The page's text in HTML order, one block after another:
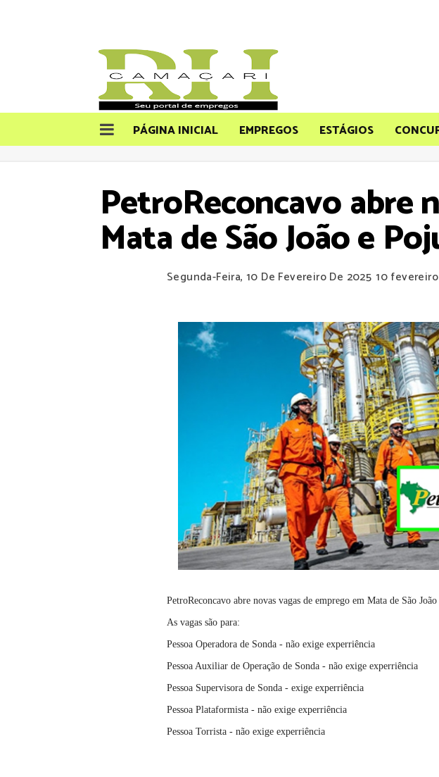
PÁGINA INICIAL EMPREGOS ESTÁGIOS
PetroReconcavo abre
Mata de São João e
Segunda-Feira, 10 De Fevereiro De 2025 10 fevereiro
PetroReconcavo abre novas vagas de emprego em Mata de São
As vagas são para:
Pessoa Operadora de Sonda - não exige experriência
Pessoa Auxiliar de Operação de Sonda - não exige experriência
Pessoa Supervisora de Sonda - exige experriência
Pessoa Plataformista - não exige experriência
Pessoa Torrista - não exige experriência